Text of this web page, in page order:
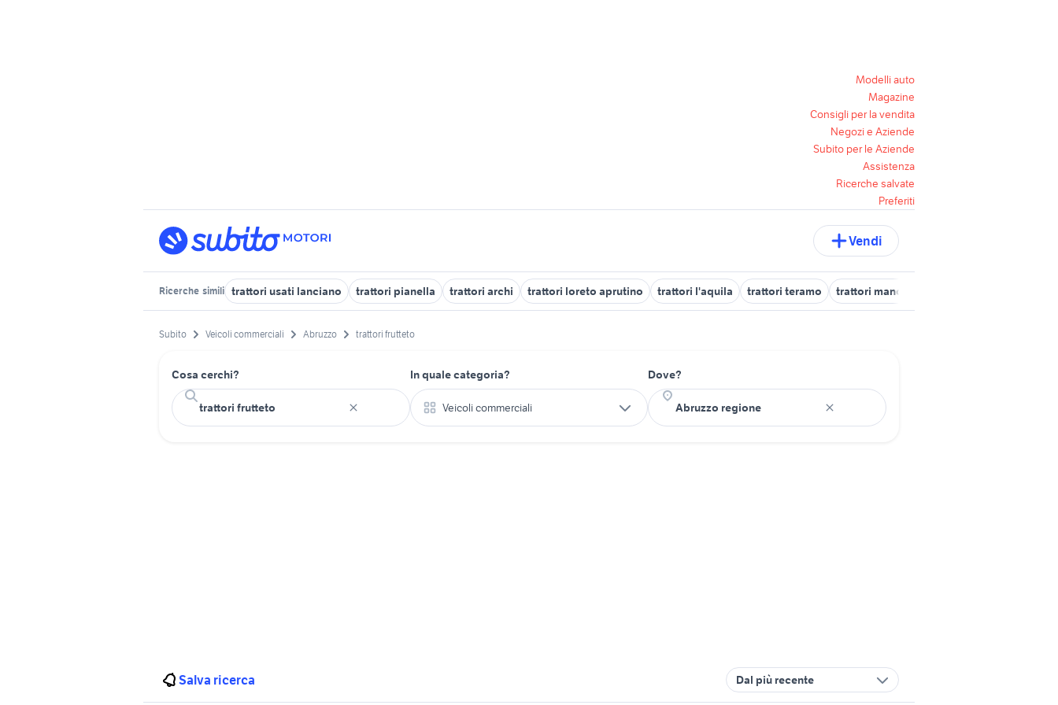
Modelli auto
Magazine
Consigli per la vendita
Negozi e Aziende
Subito per le Aziende
Assistenza
Ricerche salvate
Preferiti
Vendi
Ricerche simili trattori usati lanciano trattori pianella trattori archi trattori loreto aprutino trattori l'aquila trattori teramo trattori manoppello
Subito Veicoli commerciali Abruzzo trattori frutteto
Cosa cerchi? In quale categoria?
Veicoli commerciali
Dove?
Salva ricerca Dal più recente